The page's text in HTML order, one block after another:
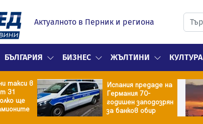
Актуалното в Перник и региона
БЪЛГАРИЯ БИЗНЕС ЖЪЛТИНИ КУЛТУРА
такси в
31
ще
Испания предаде на
Германия 70-
годишен заподозрян
за банков обир